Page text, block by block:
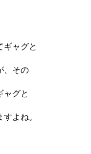
ギャグと
、その
ャグと
よね。